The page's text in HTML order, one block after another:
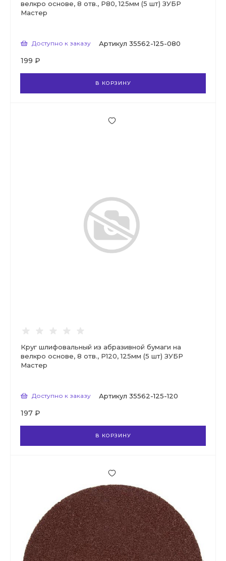
велкро основе, 8 отв., Р80, 125мм (5 шт) ЗУБР
Мастер
Доступно к заказу Артикул 35562-125-080
199 ₽
В КОРЗИНУ
Круг шлифовальный из абразивной бумаги на
велкро основе, 8 отв., Р120, 125мм (5 шт) ЗУБР
Мастер
Доступно к заказу Артикул 35562-125-120
197 ₽
В КОРЗИНУ